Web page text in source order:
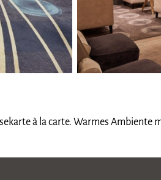
à la carte. Warmes